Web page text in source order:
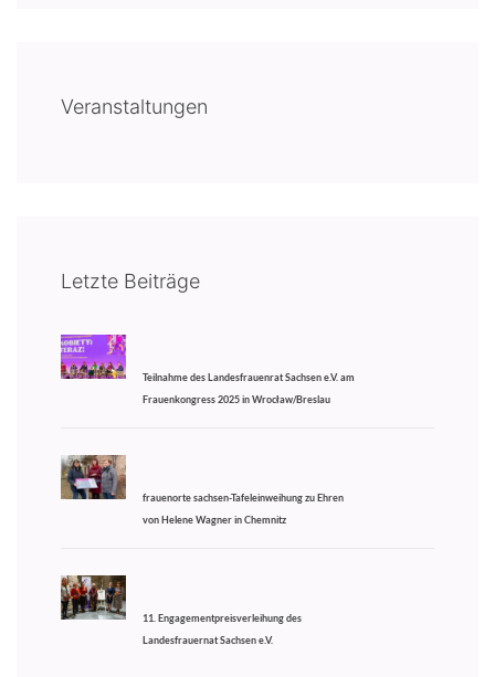
Veranstaltungen
Letzte Beiträge
Teilnahme des Landesfrauenrat Sachsen e.V. am
Frauenkongress 2025 in Wrocław/Breslau
frauenorte sachsen-Tafeleinweihung zu Ehren
von Helene Wagner in Chemnitz
11. Engagementpreisverleihung des
Landesfrauernat Sachsen e.V.